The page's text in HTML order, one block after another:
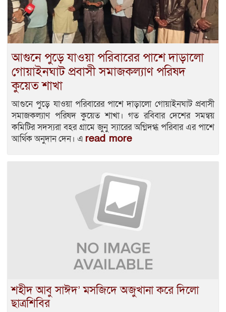
আগুনে পুড়ে যাওয়া পরিবারের পাশে দাড়ালো
গোয়াইনঘাট প্রবাসী সমাজকল্যাণ পরিষদ
কুয়েত শাখা
আগুনে পুড়ে যাওয়া পরিবারের পাশে দাড়ালো গোয়াইনঘাট প্রবাসী
সমাজকল্যাণ পরিষদ কুয়েত শাখা। গত রবিবার দেশের সমন্বয়
কমিটির সদস্যরা বহর গ্রামে জুনু স্যারের অগ্নিদগ্ধ পরিবার এর পাশে
আর্থিক অনুদান দেন। এ read more
শহীদ আবু সাঈদ’ মসজিদে অজুখানা করে দিলো
ছাত্রশিবির